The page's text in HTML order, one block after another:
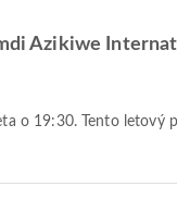
Azikiwe